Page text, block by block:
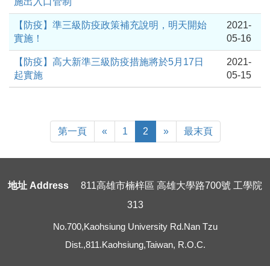
【防疫】準三級防疫政策補充說明，明天開始
實施！
2021-
05-16
【防疫】高大新準三級防疫措施將於5月17日
起實施
2021-
05-15
第一頁First
Page
«Previous
1 2 »Next最末頁Last
Page
地址 Address 811高雄市楠梓區 高雄大學路700號 工學院
313
No.700,Kaohsiung University Rd.Nan Tzu
Dist.,811.Kaohsiung,Taiwan, R.O.C.